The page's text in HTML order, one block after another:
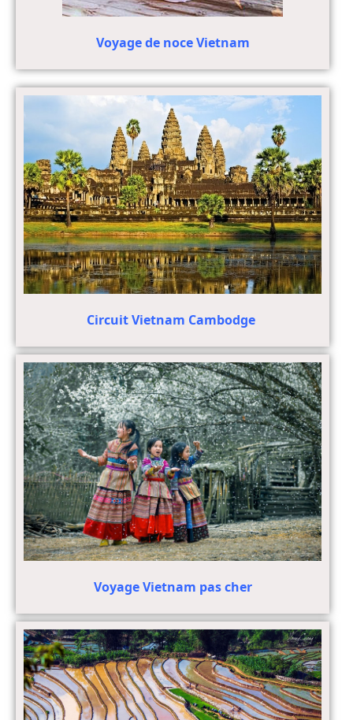
Voyage de noce Vietnam
Circuit Vietnam Cambodge
Voyage Vietnam pas cher